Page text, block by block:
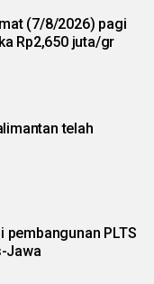
(7/8/2026) pagi
Rp2,650 juta/gr
telah
pembangunan PLTS
Jawa